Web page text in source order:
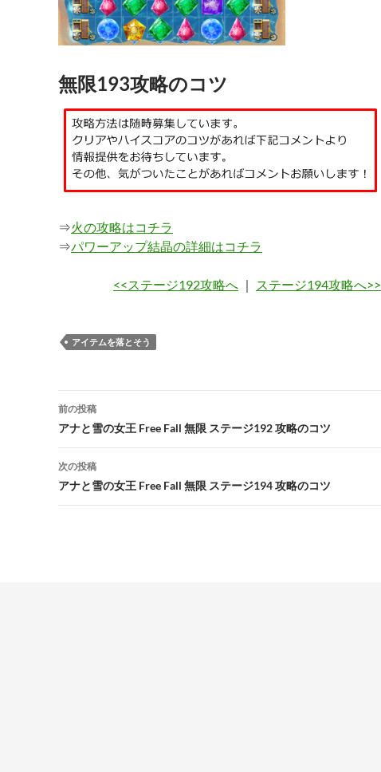
無限193攻略のコツ
⇒火の攻略はコチラ
⇒パワーアップ結晶の詳細はコチラ
<<ステージ192攻略へ ｜ ステージ194攻略へ>>
アイテムを落とそう
投
稿
ナ
ビ
ゲ
前の投稿
アナと雪の女王 Free Fall 無限 ステージ192 攻略のコツ
次の投稿
アナと雪の女王 Free Fall 無限 ステージ194 攻略のコツ